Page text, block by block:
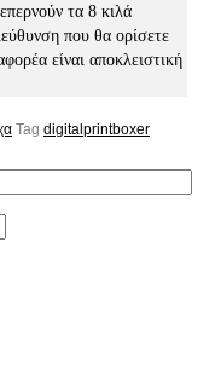
τα 8 κιλά
που θα ορίσετε
είναι αποκλειστική
Tag digitalprintboxer